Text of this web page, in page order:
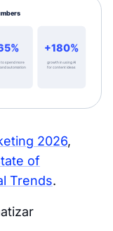
2026,
of
Trends.